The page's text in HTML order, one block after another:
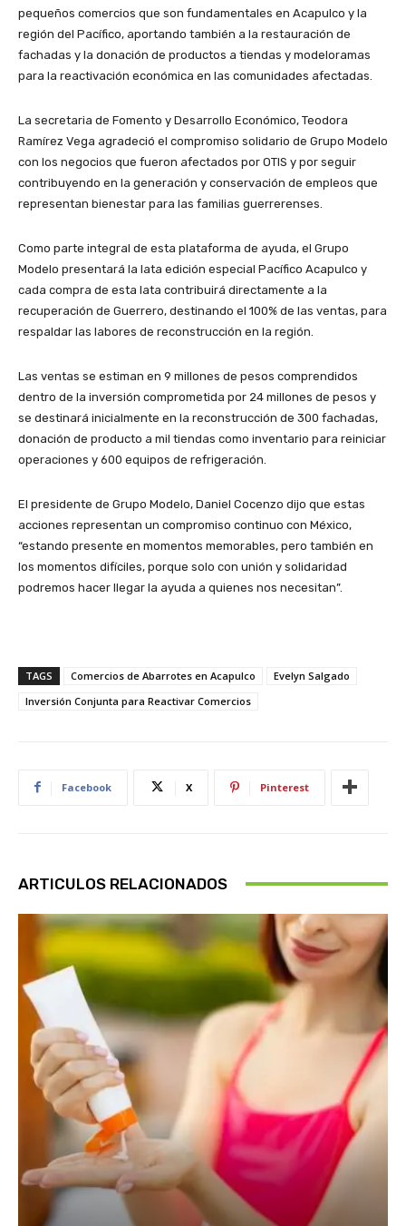
pequeños comercios que son fundamentales en Acapulco y la
región del Pacífico, aportando también a la restauración de
fachadas y la donación de productos a tiendas y modeloramas
para la reactivación económica en las comunidades afectadas.
La secretaria de Fomento y Desarrollo Económico, Teodora
Ramírez Vega agradeció el compromiso solidario de Grupo Modelo
con los negocios que fueron afectados por OTIS y por seguir
contribuyendo en la generación y conservación de empleos que
representan bienestar para las familias guerrerenses.
Como parte integral de esta plataforma de ayuda, el Grupo
Modelo presentará la lata edición especial Pacífico Acapulco y
cada compra de esta lata contribuirá directamente a la
recuperación de Guerrero, destinando el 100% de las ventas, para
respaldar las labores de reconstrucción en la región.
Las ventas se estiman en 9 millones de pesos comprendidos
dentro de la inversión comprometida por 24 millones de pesos y
se destinará inicialmente en la reconstrucción de 300 fachadas,
donación de producto a mil tiendas como inventario para reiniciar
operaciones y 600 equipos de refrigeración.
El presidente de Grupo Modelo, Daniel Cocenzo dijo que estas
acciones representan un compromiso continuo con México,
“estando presente en momentos memorables, pero también en
los momentos difíciles, porque solo con unión y solidaridad
podremos hacer llegar la ayuda a quienes nos necesitan”.
TAGS Comercios de Abarrotes en Acapulco
Evelyn Salgado
Inversión Conjunta para Reactivar Comercios
Facebook X Pinterest
ARTICULOS RELACIONADOS